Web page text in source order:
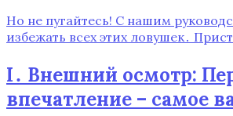
Но не пугайтесь! С нашим
избежать всех этих ловушек․
I․ Внешний осмотр:
впечатление – самое